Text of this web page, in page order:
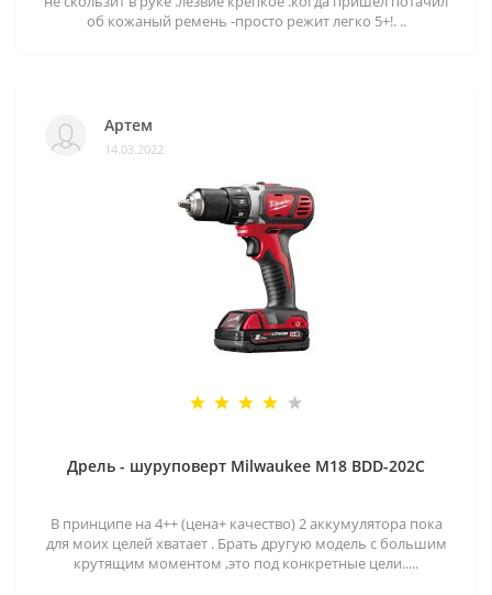
об кожаный ремень -просто режит легко 5+!. ..
Артем
14.03.2022
Дрель - шуруповерт Milwaukee M18 BDD-202C
В принципе на 4++ (цена+ качество) 2 аккумулятора пока
для моих целей хватает . Брать другую модель с большим
крутящим моментом ,это под конкретные цели.....